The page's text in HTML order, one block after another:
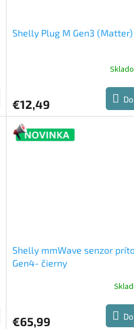
Shelly Plug M Gen3
€12,49
Shelly mmWave senzor
Gen4- čierny
€65,99